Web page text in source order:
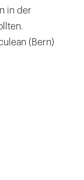
in der
(Bern)